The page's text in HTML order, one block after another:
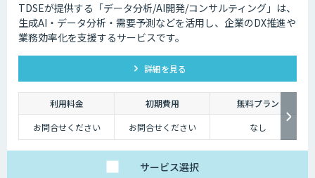
TDSEが提供する「データ分析/AI開発/コンサルティング」は、
生成AI・データ分析・需要予測などを活用し、企業のDX推進や
業務効率化を支援するサービスです。
詳細を見る
利用料金 初期費用
無料プラン
お問合せください
お問合せください なし
サービス選択